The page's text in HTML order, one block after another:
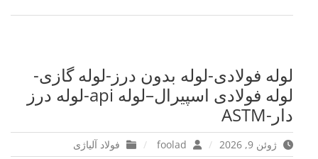
لوله فولادی-لوله بدون درز-لوله گازی-
لوله فولادی اسپیرال–لوله api-لوله درز
دار-ASTM
ژوئن 9, 2026 فولاد آلیاژی